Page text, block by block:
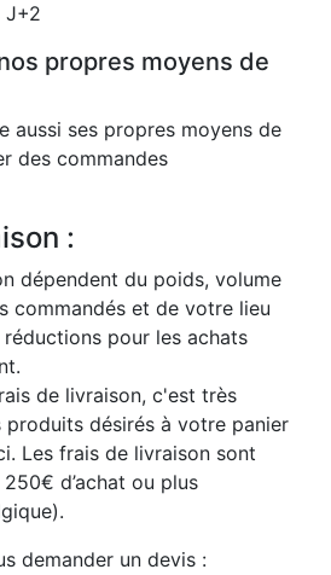
J+2
propres moyens de
aussi ses propres moyens de
des commandes
:
dépendent du poids, volume
commandés et de votre lieu
pour les achats
de livraison, c'est très
produits désirés à votre panier
Les frais de livraison sont
d’achat ou plus
demander un devis :